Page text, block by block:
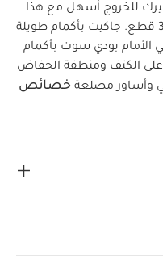
للخروج أسهل مع هذا
جاكيت بأكمام طويلة
الأمام بودي سوت بأكمام
على الكتف ومنطقة الحفاض
وأساور مضلعة خصائص
البودي سوت والبنطال: